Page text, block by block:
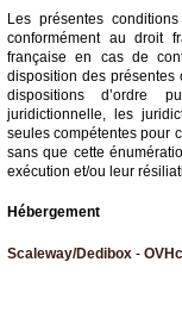
Les présentes
conformément au droit
française en cas de
disposition des présentes
dispositions d’ordre
juridictionnelle, les
seules compétentes pour
sans que cette
exécution et/ou leur
Hébergement
Scaleway/Dedibox -